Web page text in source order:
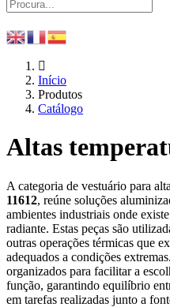
Início
Produtos
Catálogo
Altas
A categoria de vestuário para
11612, reúne soluções
ambientes industriais onde
radiante. Estas peças são
outras operações térmicas que
adequados a condições
organizados para facilitar a
função, garantindo equilíbrio
em tarefas realizadas junto a